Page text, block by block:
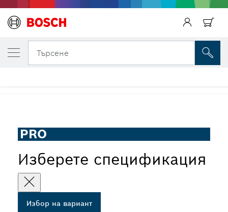
Търсене
PRO
Изберете спецификация
Избор на вариант
ВАШИЯТ ИЗБРАН ВАРИАНТ
Диск за циркуляр PRO Wood